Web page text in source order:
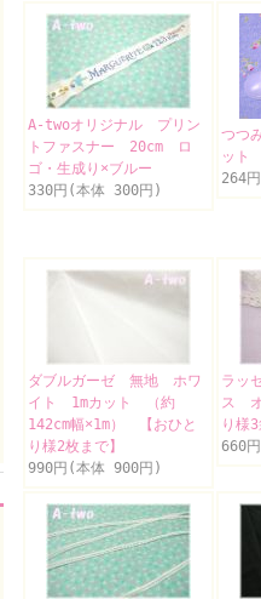
A-twoオリジナル プリン
トファスナー 20cm ロ
ゴ・生成り×ブルー
330円(本体 300円)
つつ
ット
264
ダブルガーゼ 無地 ホワ
イト 1mカット （約
142cm幅×1m） 【おひと
り様2枚まで】
990円(本体 900円)
ラッ
ス
り様
660